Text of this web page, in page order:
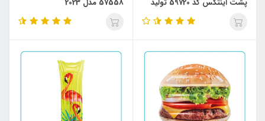
پشت اینتکس کد 59720 تولید
2023
57558 مدل 2023